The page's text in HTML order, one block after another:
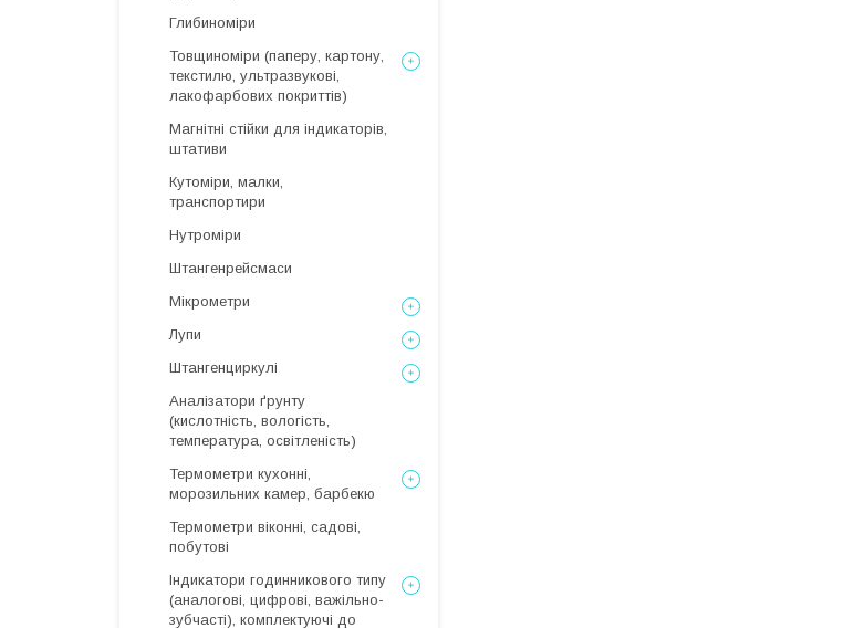
Глибиноміри
Товщиноміри (паперу, картону,
текстилю, ультразвукові,
лакофарбових покриттів)
Магнітні стійки для індикаторів,
штативи
Кутоміри, малки,
транспортири
Нутроміри
Штангенрейсмаси
Мікрометри
Лупи
Штангенциркулі
Аналізатори ґрунту
(кислотність, вологість,
температура, освітленість)
Термометри кухонні,
морозильних камер, барбекю
Термометри віконні, садові,
побутові
Індикатори годинникового типу
(аналогові, цифрові, важільно-
зубчасті), комплектуючі до